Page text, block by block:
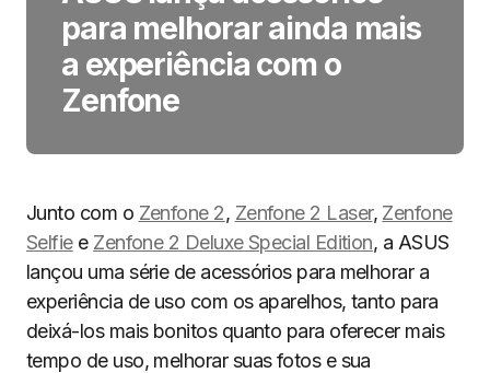
para melhorar ainda mais
a experiência com o
Zenfone
Junto com o Zenfone 2, Zenfone 2 Laser, Zenfone
Selfiee Zenfone 2 Deluxe Special Edition, a ASUS
lançou uma série de acessórios para melhorar a
experiência de uso com os aparelhos, tanto para
deixá-los mais bonitos quanto para oferecer mais
tempo de uso, melhorar suas fotos e sua